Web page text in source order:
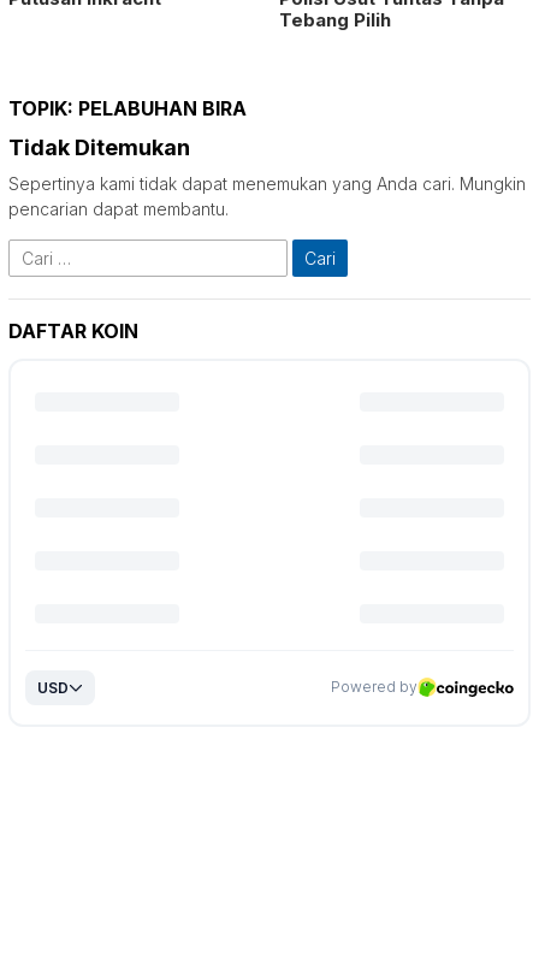
Tebang Pilih
TOPIK: PELABUHAN BIRA
Tidak Ditemukan
Sepertinya kami tidak dapat menemukan yang Anda cari. Mungkin
pencarian dapat membantu.
Cari
untuk:
DAFTAR KOIN